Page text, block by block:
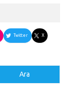
Twitter X
Ara